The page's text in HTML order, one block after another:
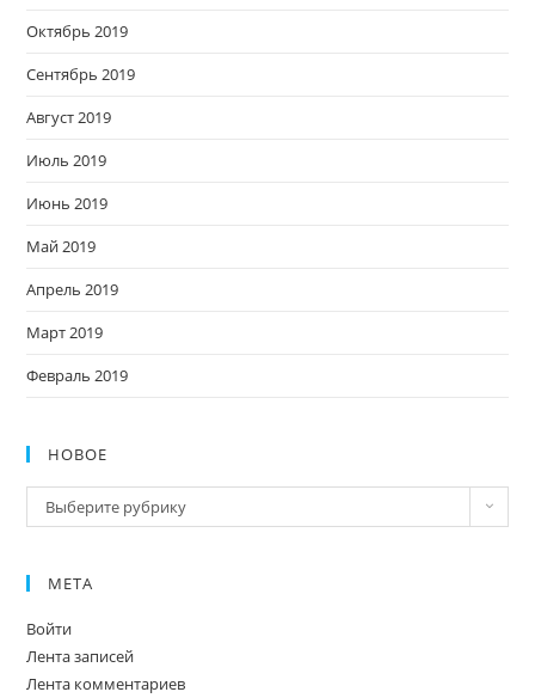
Октябрь 2019
Сентябрь 2019
Август 2019
Июль 2019
Июнь 2019
Май 2019
Апрель 2019
Март 2019
Февраль 2019
НОВОЕ
Новое
Выберите рубрику
МЕТА
Войти
Лента записей
Лента комментариев